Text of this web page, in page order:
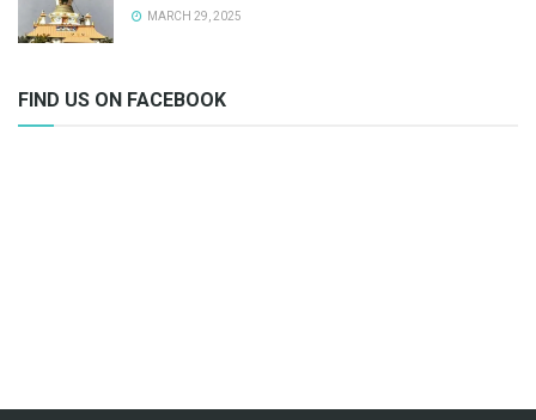
MARCH 29, 2025
FIND US ON FACEBOOK